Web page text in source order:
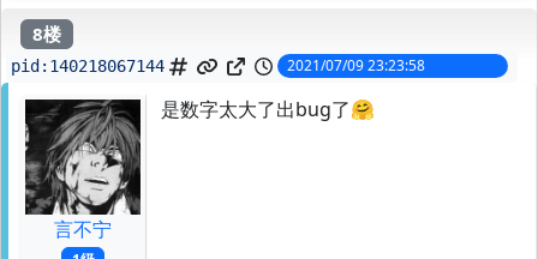
8楼
pid: 140218067144 2021/07/09 23:23:58
言不宁
是数字太大了出bug了🤗